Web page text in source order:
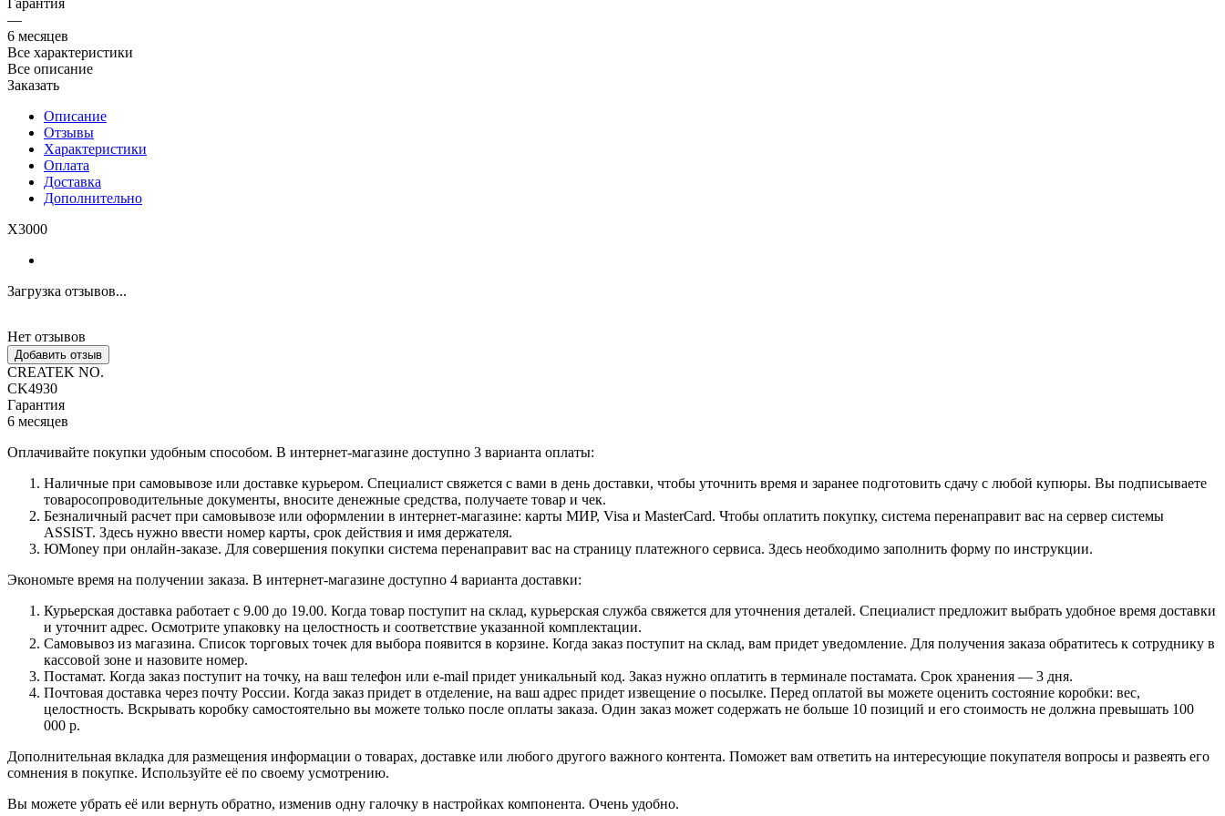
—
6 месяцев
Все характеристики
Все описание
Заказать
Описание
Отзывы
Характеристики
Оплата
Доставка
Дополнительно
X3000
Загрузка отзывов...
Нет отзывов
Добавить отзыв
CREATEK NO.
CK4930
Гарантия
6 месяцев
Оплачивайте покупки удобным способом. В интернет-магазине доступно 3 варианта оплаты:
Наличные при самовывозе или доставке курьером. Специалист свяжется с вами в день доставки, чтобы уточнить время и заранее подготовить сдачу с любой купюры. Вы подписываете
товаросопроводительные документы, вносите денежные средства, получаете товар и чек.
Безналичный расчет при самовывозе или оформлении в интернет-магазине: карты МИР, Visa и MasterCard. Чтобы оплатить покупку, система перенаправит вас на сервер системы
ASSIST. Здесь нужно ввести номер карты, срок действия и имя держателя.
ЮMoney при онлайн-заказе. Для совершения покупки система перенаправит вас на страницу платежного сервиса. Здесь необходимо заполнить форму по инструкции.
Экономьте время на получении заказа. В интернет-магазине доступно 4 варианта доставки:
Курьерская доставка работает с 9.00 до 19.00. Когда товар поступит на склад, курьерская служба свяжется для уточнения деталей. Специалист предложит выбрать удобное время доставки
и уточнит адрес. Осмотрите упаковку на целостность и соответствие указанной комплектации.
Самовывоз из магазина. Список торговых точек для выбора появится в корзине. Когда заказ поступит на склад, вам придет уведомление. Для получения заказа обратитесь к сотруднику в
кассовой зоне и назовите номер.
Постамат. Когда заказ поступит на точку, на ваш телефон или e-mail придет уникальный код. Заказ нужно оплатить в терминале постамата. Срок хранения — 3 дня.
Почтовая доставка через почту России. Когда заказ придет в отделение, на ваш адрес придет извещение о посылке. Перед оплатой вы можете оценить состояние коробки: вес,
целостность. Вскрывать коробку самостоятельно вы можете только после оплаты заказа. Один заказ может содержать не больше 10 позиций и его стоимость не должна превышать 100
000 р.
Дополнительная вкладка для размещения информации о товарах, доставке или любого другого важного контента. Поможет вам ответить на интересующие покупателя вопросы и развеять его
сомнения в покупке. Используйте её по своему усмотрению.
Вы можете убрать её или вернуть обратно, изменив одну галочку в настройках компонента. Очень удобно.